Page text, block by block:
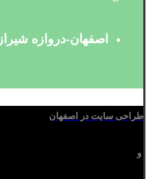
اصفهان-دروازه شیراز
طراحی سایت در اصفهان
و